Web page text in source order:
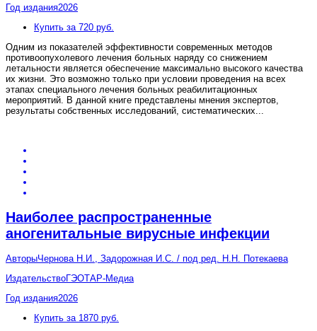
Год издания2026
Купить за 720 руб.
Одним из показателей эффективности современных методов
противоопухолевого лечения больных наряду со снижением
летальности является обеспечение максимально высокого качества
их жизни. Это возможно только при условии проведения на всех
этапах специального лечения больных реабилитационных
мероприятий. В данной книге представлены мнения экспертов,
результаты собственных исследований, систематических
Наиболее распространенные
аногенитальные вирусные инфекции
АвторыЧернова Н.И., Задорожная И.С. / под ред. Н.Н. Потекаева
ИздательствоГЭОТАР-Медиа
Год издания2026
Купить за 1870 руб.